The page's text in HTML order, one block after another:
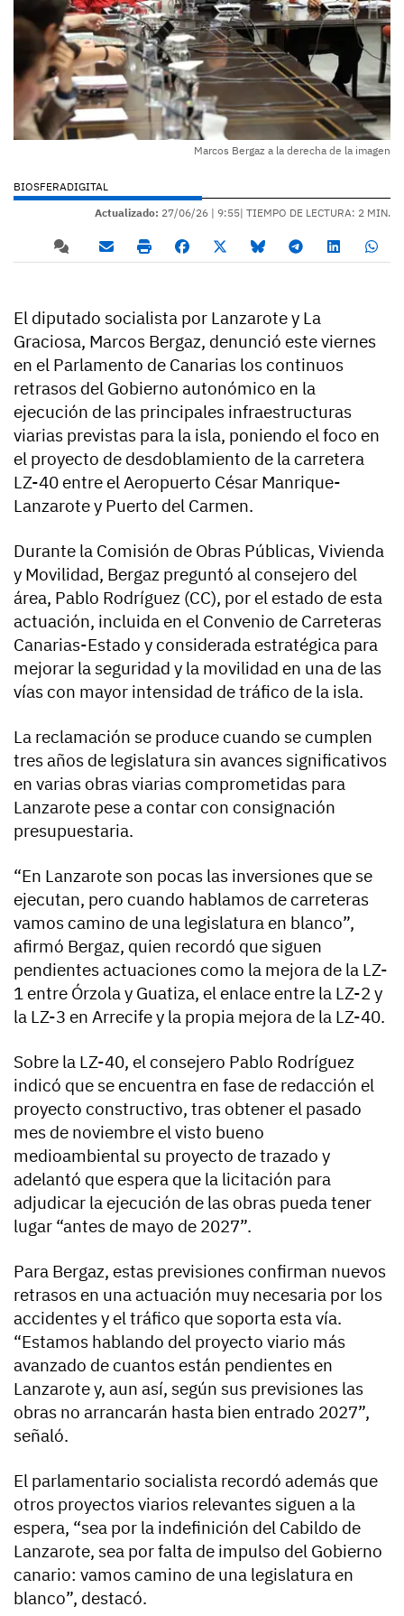
Marcos Bergaz a la derecha de la imagen
BIOSFERADIGITAL
Actualizado: 27/06/26 | 9:55| TIEMPO DE LECTURA: 2 MIN.
El diputado socialista por Lanzarote y La
Graciosa, Marcos Bergaz, denunció este viernes
en el Parlamento de Canarias los continuos
retrasos del Gobierno autonómico en la
ejecución de las principales infraestructuras
viarias previstas para la isla, poniendo el foco en
el proyecto de desdoblamiento de la carretera
LZ-40 entre el Aeropuerto César Manrique-
Lanzarote y Puerto del Carmen.
Durante la Comisión de Obras Públicas, Vivienda
y Movilidad, Bergaz preguntó al consejero del
área, Pablo Rodríguez (CC), por el estado de esta
actuación, incluida en el Convenio de Carreteras
Canarias-Estado y considerada estratégica para
mejorar la seguridad y la movilidad en una de las
vías con mayor intensidad de tráfico de la isla.
La reclamación se produce cuando se cumplen
tres años de legislatura sin avances significativos
en varias obras viarias comprometidas para
Lanzarote pese a contar con consignación
presupuestaria.
“En Lanzarote son pocas las inversiones que se
ejecutan, pero cuando hablamos de carreteras
vamos camino de una legislatura en blanco”,
afirmó Bergaz, quien recordó que siguen
pendientes actuaciones como la mejora de la LZ-
1 entre Órzola y Guatiza, el enlace entre la LZ-2 y
la LZ-3 en Arrecife y la propia mejora de la LZ-40.
Sobre la LZ-40, el consejero Pablo Rodríguez
indicó que se encuentra en fase de redacción el
proyecto constructivo, tras obtener el pasado
mes de noviembre el visto bueno
medioambiental su proyecto de trazado y
adelantó que espera que la licitación para
adjudicar la ejecución de las obras pueda tener
lugar “antes de mayo de 2027”.
Para Bergaz, estas previsiones confirman nuevos
retrasos en una actuación muy necesaria por los
accidentes y el tráfico que soporta esta vía.
“Estamos hablando del proyecto viario más
avanzado de cuantos están pendientes en
Lanzarote y, aun así, según sus previsiones las
obras no arrancarán hasta bien entrado 2027”,
señaló.
El parlamentario socialista recordó además que
otros proyectos viarios relevantes siguen a la
espera, “sea por la indefinición del Cabildo de
Lanzarote, sea por falta de impulso del Gobierno
canario: vamos camino de una legislatura en
blanco”, destacó.